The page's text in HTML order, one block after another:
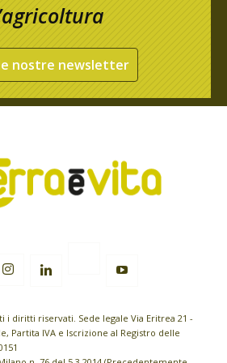
nostre newsletter
i diritti riservati. Sede legale Via Eritrea 21 -
Partita IVA e Iscrizione al Registro delle